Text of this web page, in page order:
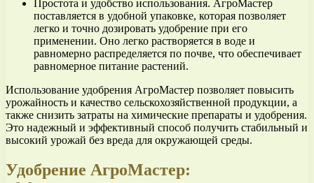
Простота и удобство использования. АгроМастер
поставляется в удобной упаковке, которая позволяет
легко и точно дозировать удобрение при его
применении. Оно легко растворяется в воде и
равномерно распределяется по почве, что обеспечивает
равномерное питание растений.
Использование удобрения АгроМастер позволяет повысить
урожайность и качество сельскохозяйственной продукции, а
также снизить затраты на химические препараты и удобрения.
Это надежный и эффективный способ получить стабильный и
высокий урожай без вреда для окружающей среды.
Удобрение АгроМастер: